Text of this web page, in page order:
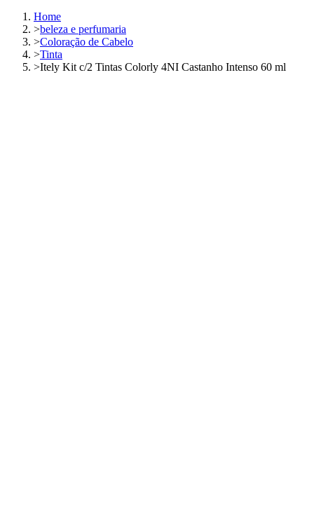
Home
>beleza e perfumaria
>Coloração de Cabelo
>Tinta
>Itely Kit c/2 Tintas Colorly 4NI Castanho Intenso 60 ml